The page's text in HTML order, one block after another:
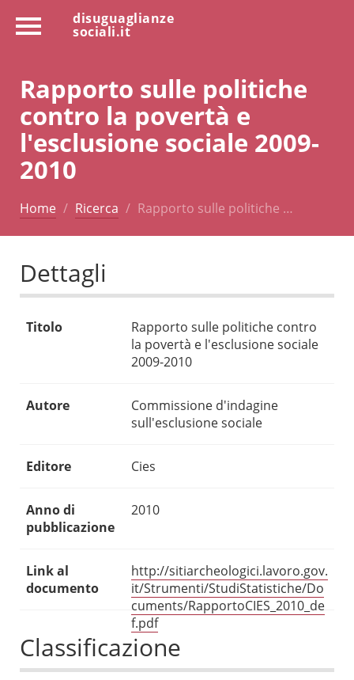
disuguaglianze
sociali.it
Rapporto sulle politiche
contro la povertà e
l'esclusione sociale 2009-
2010
Home Ricerca Rapporto sulle politiche …
Dettagli
Titolo
Rapporto sulle politiche contro
la povertà e l'esclusione sociale
2009-2010
Autore
Commissione d'indagine
sull'esclusione sociale
Editore Cies
Anno di
pubblicazione
2010
Link al
documento
http://sitiarcheologici.lavoro.gov.
it/Strumenti/StudiStatistiche/Do
cuments/RapportoCIES_2010_de
f.pdf
Classificazione